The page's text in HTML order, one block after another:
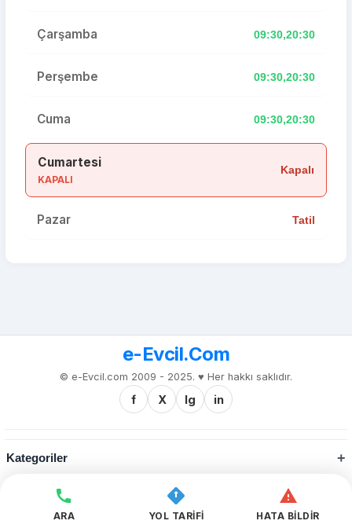
Çarşamba 09:30,20:30
Perşembe 09:30,20:30
Cuma 09:30,20:30
Cumartesi
KAPALI
Kapalı
Pazar Tatil
ARA YOL TARİFİ HATA BİLDİR
e-Evcil.Com
© e-Evcil.com 2009 - 2025. ♥️ Her hakkı saklıdır.
f X Ig in
Kategoriler
Kurumsal